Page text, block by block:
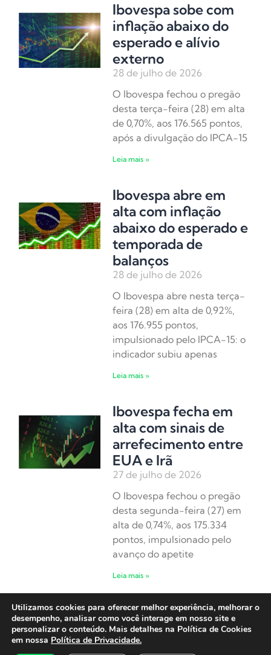
Ibovespa sobe com
inflação abaixo do
esperado e alívio
externo
28 de julho de 2026
O Ibovespa fechou o pregão
desta terça-feira (28) em alta
de 0,70%, aos 176.565 pontos,
após a divulgação do IPCA-15
Leia mais »
Ibovespa abre em
alta com inflação
abaixo do esperado e
temporada de
balanços
28 de julho de 2026
O Ibovespa abre nesta terça-
feira (28) em alta de 0,92%,
aos 176.955 pontos,
impulsionado pelo IPCA-15: o
indicador subiu apenas
Leia mais »
Ibovespa fecha em
alta com sinais de
arrefecimento entre
EUA e Irã
27 de julho de 2026
O Ibovespa fechou o pregão
desta segunda-feira (27) em
alta de 0,74%, aos 175.334
pontos, impulsionado pelo
avanço do apetite
Leia mais »
Ibovespa abre em
alta em semana de
decisão do Fed e
Utilizamos cookies para oferecer melhor experiência, melhorar o
desempenho, analisar como você interage em nosso site e
personalizar o conteúdo. Mais detalhes na Política de Cookies
em nossa Política de Privacidade.